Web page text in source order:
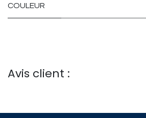
COULEUR
Avis client :